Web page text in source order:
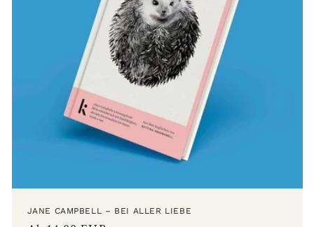
JANE CAMPBELL – BEI ALLER LIEBE